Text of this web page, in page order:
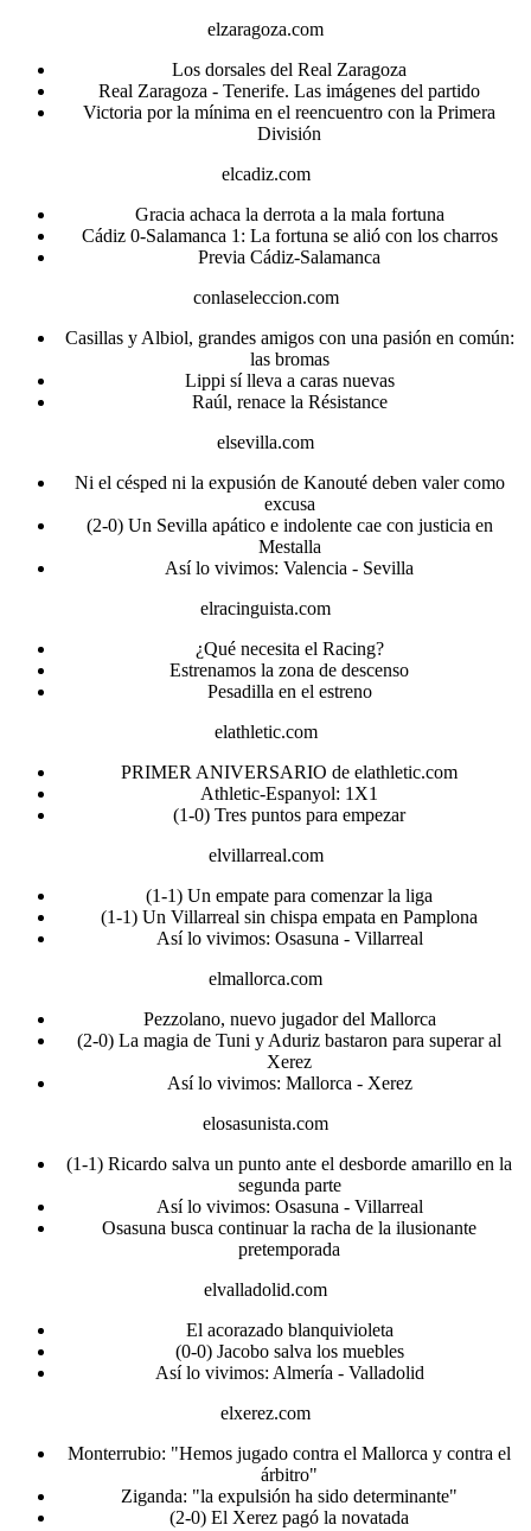
elzaragoza.com
Los dorsales del Real Zaragoza
Real Zaragoza - Tenerife. Las imágenes del partido
Victoria por la mínima en el reencuentro con la Primera
División
elcadiz.com
Gracia achaca la derrota a la mala fortuna
Cádiz 0-Salamanca 1: La fortuna se alió con los charros
Previa Cádiz-Salamanca
conlaseleccion.com
Casillas y Albiol, grandes amigos con una pasión en común:
las bromas
Lippi sí lleva a caras nuevas
Raúl, renace la Résistance
elsevilla.com
Ni el césped ni la expusión de Kanouté deben valer como
excusa
(2-0) Un Sevilla apático e indolente cae con justicia en
Mestalla
Así lo vivimos: Valencia - Sevilla
elracinguista.com
¿Qué necesita el Racing?
Estrenamos la zona de descenso
Pesadilla en el estreno
elathletic.com
PRIMER ANIVERSARIO de elathletic.com
Athletic-Espanyol: 1X1
(1-0) Tres puntos para empezar
elvillarreal.com
(1-1) Un empate para comenzar la liga
(1-1) Un Villarreal sin chispa empata en Pamplona
Así lo vivimos: Osasuna - Villarreal
elmallorca.com
Pezzolano, nuevo jugador del Mallorca
(2-0) La magia de Tuni y Aduriz bastaron para superar al
Xerez
Así lo vivimos: Mallorca - Xerez
elosasunista.com
(1-1) Ricardo salva un punto ante el desborde amarillo en la
segunda parte
Así lo vivimos: Osasuna - Villarreal
Osasuna busca continuar la racha de la ilusionante
pretemporada
elvalladolid.com
El acorazado blanquivioleta
(0-0) Jacobo salva los muebles
Así lo vivimos: Almería - Valladolid
elxerez.com
Monterrubio: "Hemos jugado contra el Mallorca y contra el
árbitro"
Ziganda: "la expulsión ha sido determinante"
(2-0) El Xerez pagó la novatada